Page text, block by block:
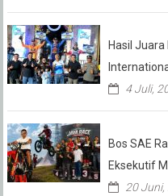
Hasil
4 Juli,
Bos SAE
Eksekutif
20 Juni,